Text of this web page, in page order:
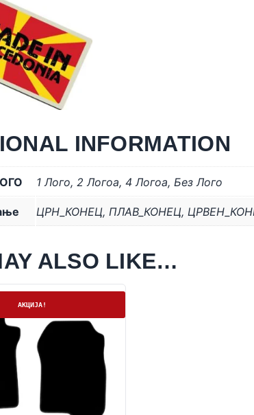
INFORMATION
1 Лого, 2 Логоa, 4 Логоa, Без Лого
ЦРН_КОНЕЦ, ПЛАВ_КОНЕЦ,
ALSO LIKE…
АКЦИЈА!